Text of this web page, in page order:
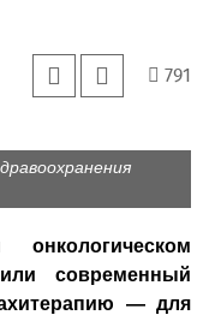
791
современный
— для